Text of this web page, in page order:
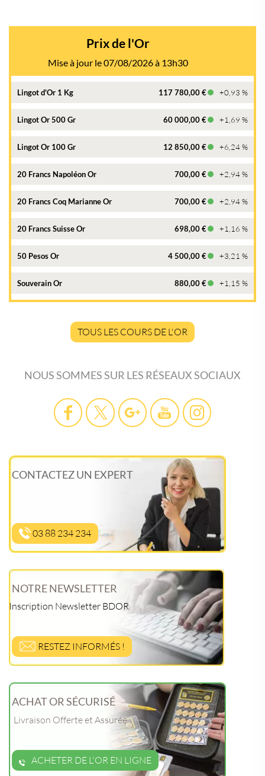
Prix de l'Or
Mise à jour le 07/08/2026 à 13h30
Lingot d'Or 1 Kg 117 780,00 € +0,93 %
Lingot Or 500 Gr 60 000,00 € +1,69 %
Lingot Or 100 Gr 12 850,00 € +6,24 %
20 Francs Napoléon Or 700,00 € +2,94 %
20 Francs Coq Marianne Or 700,00 € +2,94 %
20 Francs Suisse Or 698,00 € +1,16 %
50 Pesos Or 4 500,00 € +3,21 %
Souverain Or 880,00 € +1,15 %
TOUS LES COURS DE L'OR
NOUS SOMMES SUR LES RÉSEAUX SOCIAUX
CONTACTEZ UN EXPERT
03 88 234 234
NOTRE NEWSLETTER
Inscription Newsletter BDOR
RESTEZ INFORMÉS !
ACHAT OR SÉCURISÉ
Livraison Offerte et Assurée
ACHETER DE L'OR EN LIGNE